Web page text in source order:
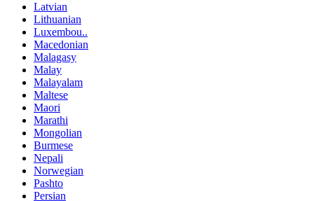
Latvian
Lithuanian
Luxembou..
Macedonian
Malagasy
Malay
Malayalam
Maltese
Maori
Marathi
Mongolian
Burmese
Nepali
Norwegian
Pashto
Persian